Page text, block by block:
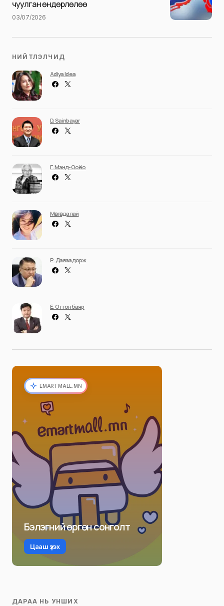
чуулган өндөрлөлөө
03/07/2026
НИЙТЛЭЛЧИД
Adiya Idea
D. Sainbayar
Г. Мэнд-Ооёо
Мөнгөндалай
Р. Даваадорж
Ё. Отгонбаяр
EMARTMALL.MN
Бэлэгний өргөн сонголт
Цааш үзэх
ДАРАА НЬ УНШИХ